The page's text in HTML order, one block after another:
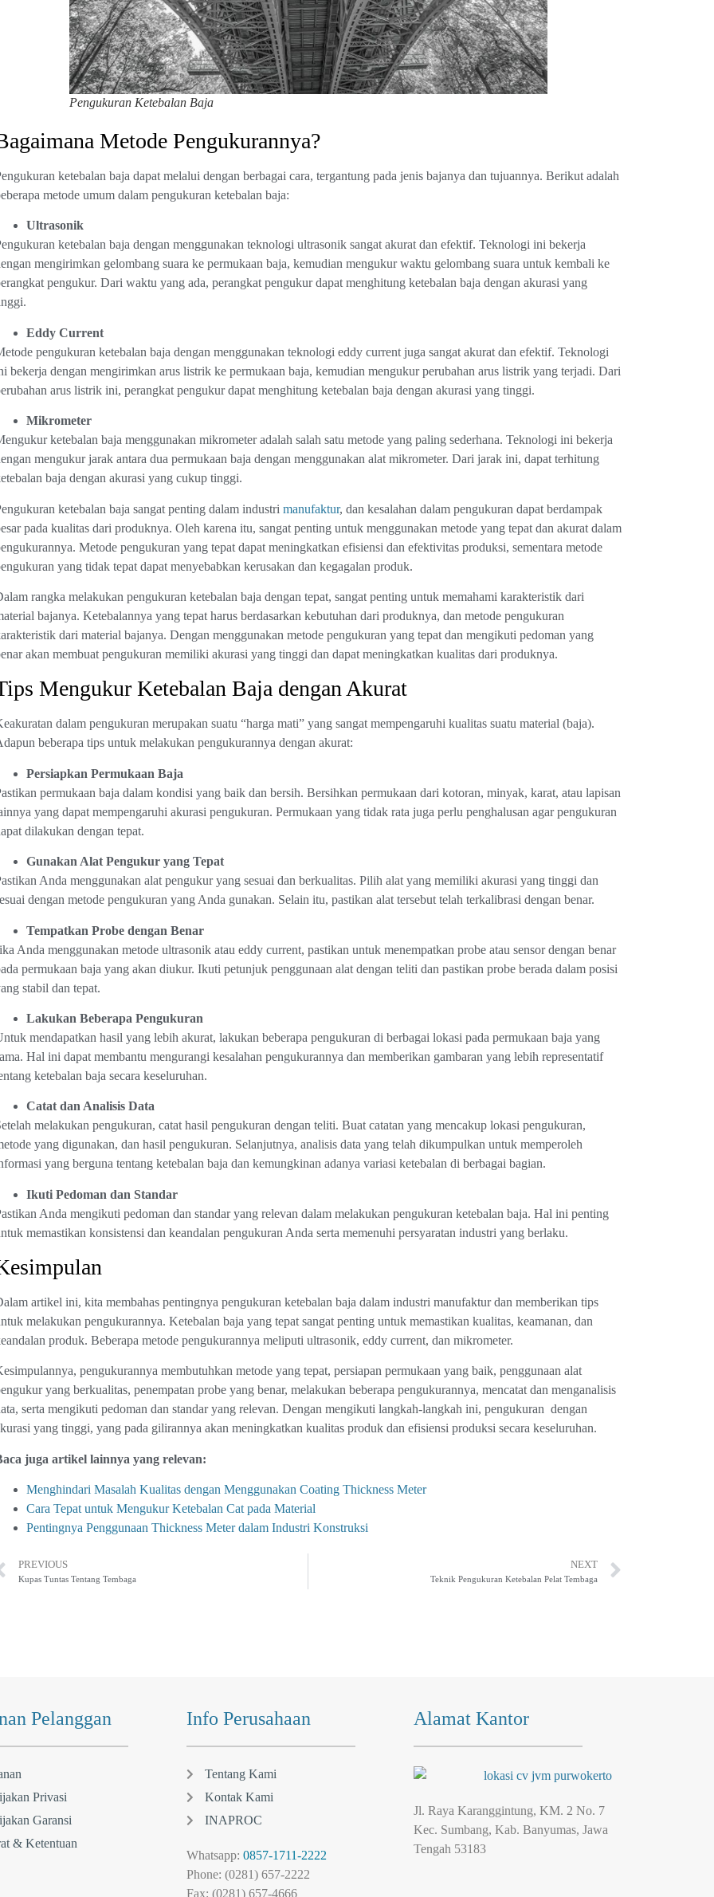
Pengukuran Ketebalan Baja
Metode Pengukurannya?
ketebalan baja dapat melalui dengan berbagai cara, tergantung pada jenis bajanya dan tujuannya. Berikut adalah
metode umum dalam pengukuran ketebalan baja:
Ultrasonik
ketebalan baja dengan menggunakan teknologi ultrasonik sangat akurat dan efektif. Teknologi ini bekerja
mengirimkan gelombang suara ke permukaan baja, kemudian mengukur waktu gelombang suara untuk kembali ke
pengukur. Dari waktu yang ada, perangkat pengukur dapat menghitung ketebalan baja dengan akurasi yang
Eddy Current
pengukuran ketebalan baja dengan menggunakan teknologi eddy current juga sangat akurat dan efektif. Teknologi
bekerja dengan mengirimkan arus listrik ke permukaan baja, kemudian mengukur perubahan arus listrik yang terjadi. Dari
arus listrik ini, perangkat pengukur dapat menghitung ketebalan baja dengan akurasi yang tinggi.
Mikrometer
ketebalan baja menggunakan mikrometer adalah salah satu metode yang paling sederhana. Teknologi ini bekerja
mengukur jarak antara dua permukaan baja dengan menggunakan alat mikrometer. Dari jarak ini, dapat terhitung
baja dengan akurasi yang cukup tinggi.
ketebalan baja sangat penting dalam industri manufaktur, dan kesalahan dalam pengukuran dapat berdampak
pada kualitas dari produknya. Oleh karena itu, sangat penting untuk menggunakan metode yang tepat dan akurat dalam
Metode pengukuran yang tepat dapat meningkatkan efisiensi dan efektivitas produksi, sementara metode
yang tidak tepat dapat menyebabkan kerusakan dan kegagalan produk.
rangka melakukan pengukuran ketebalan baja dengan tepat, sangat penting untuk memahami karakteristik dari
bajanya. Ketebalannya yang tepat harus berdasarkan kebutuhan dari produknya, dan metode pengukuran
dari material bajanya. Dengan menggunakan metode pengukuran yang tepat dan mengikuti pedoman yang
akan membuat pengukuran memiliki akurasi yang tinggi dan dapat meningkatkan kualitas dari produknya.
Mengukur Ketebalan Baja dengan Akurat
dalam pengukuran merupakan suatu “harga mati” yang sangat mempengaruhi kualitas suatu material (baja).
beberapa tips untuk melakukan pengukurannya dengan akurat:
Persiapkan Permukaan Baja
permukaan baja dalam kondisi yang baik dan bersih. Bersihkan permukaan dari kotoran, minyak, karat, atau lapisan
yang dapat mempengaruhi akurasi pengukuran. Permukaan yang tidak rata juga perlu penghalusan agar pengukuran
dilakukan dengan tepat.
Gunakan Alat Pengukur yang Tepat
Anda menggunakan alat pengukur yang sesuai dan berkualitas. Pilih alat yang memiliki akurasi yang tinggi dan
dengan metode pengukuran yang Anda gunakan. Selain itu, pastikan alat tersebut telah terkalibrasi dengan benar.
Tempatkan Probe dengan Benar
Anda menggunakan metode ultrasonik atau eddy current, pastikan untuk menempatkan probe atau sensor dengan benar
permukaan baja yang akan diukur. Ikuti petunjuk penggunaan alat dengan teliti dan pastikan probe berada dalam posisi
stabil dan tepat.
Lakukan Beberapa Pengukuran
mendapatkan hasil yang lebih akurat, lakukan beberapa pengukuran di berbagai lokasi pada permukaan baja yang
Hal ini dapat membantu mengurangi kesalahan pengukurannya dan memberikan gambaran yang lebih representatif
ketebalan baja secara keseluruhan.
Catat dan Analisis Data
melakukan pengukuran, catat hasil pengukuran dengan teliti. Buat catatan yang mencakup lokasi pengukuran,
yang digunakan, dan hasil pengukuran. Selanjutnya, analisis data yang telah dikumpulkan untuk memperoleh
yang berguna tentang ketebalan baja dan kemungkinan adanya variasi ketebalan di berbagai bagian.
Ikuti Pedoman dan Standar
Anda mengikuti pedoman dan standar yang relevan dalam melakukan pengukuran ketebalan baja. Hal ini penting
memastikan konsistensi dan keandalan pengukuran Anda serta memenuhi persyaratan industri yang berlaku.
artikel ini, kita membahas pentingnya pengukuran ketebalan baja dalam industri manufaktur dan memberikan tips
melakukan pengukurannya. Ketebalan baja yang tepat sangat penting untuk memastikan kualitas, keamanan, dan
produk. Beberapa metode pengukurannya meliputi ultrasonik, eddy current, dan mikrometer.
pengukurannya membutuhkan metode yang tepat, persiapan permukaan yang baik, penggunaan alat
yang berkualitas, penempatan probe yang benar, melakukan beberapa pengukurannya, mencatat dan menganalisis
serta mengikuti pedoman dan standar yang relevan. Dengan mengikuti langkah-langkah ini, pengukuran dengan
yang tinggi, yang pada gilirannya akan meningkatkan kualitas produk dan efisiensi produksi secara keseluruhan.
juga artikel lainnya yang relevan:
Menghindari Masalah Kualitas dengan Menggunakan Coating Thickness Meter
Cara Tepat untuk Mengukur Ketebalan Cat pada Material
Pentingnya Penggunaan Thickness Meter dalam Industri Konstruksi
PREVIOUS
Kupas Tuntas Tentang Tembaga
NEXT
Teknik Pengukuran Ketebalan Pelat Tembaga
Pelanggan
Privasi
Garansi
& Ketentuan
Info Perusahaan
Tentang Kami
Kontak Kami
INAPROC
Whatsapp: 0857-1711-2222
Phone: (0281) 657-2222
Fax: (0281) 657-4666
Alamat Kantor
Jl. Raya Karanggintung, KM. 2 No. 7
Kec. Sumbang, Kab. Banyumas, Jawa
Tengah 53183